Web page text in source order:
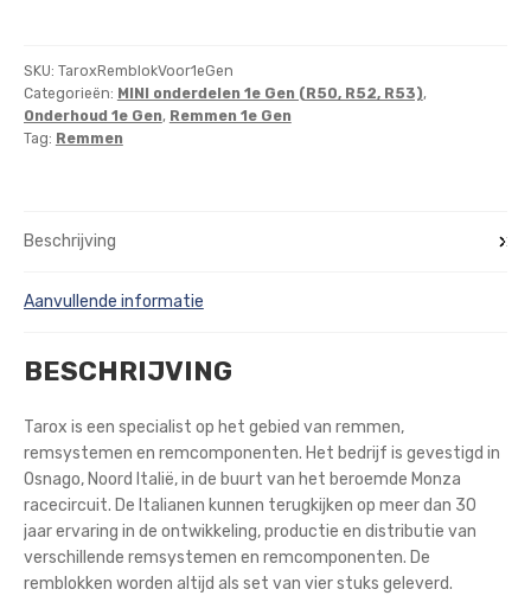
SKU: TaroxRemblokVoor1eGen
Categorieën: MINI onderdelen 1e Gen (R50, R52, R53),
Onderhoud 1e Gen, Remmen 1e Gen
Tag: Remmen
Beschrijving
Aanvullende informatie
BESCHRIJVING
Tarox is een specialist op het gebied van remmen,
remsystemen en remcomponenten. Het bedrijf is gevestigd in
Osnago, Noord Italië, in de buurt van het beroemde Monza
racecircuit. De Italianen kunnen terugkijken op meer dan 30
jaar ervaring in de ontwikkeling, productie en distributie van
verschillende remsystemen en remcomponenten. De
remblokken worden altijd als set van vier stuks geleverd.